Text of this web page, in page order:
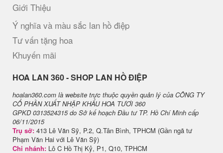
Giới Thiệu
Ý nghĩa và màu sắc lan hồ điệp
Tư vấn tặng hoa
Khuyến mãi
H​OA LAN 360 - SHOP LAN HỒ ĐIỆP
hoalan360.com là website trực thuộc quyền quản lý của CÔNG TY
CỔ PHẦN XUẤT NHẬP KHẨU HOA TƯƠI 360
GPKD 0313524315 do Sở kế hoạch Đầu tư TP. Hồ Chí Minh cấp
06/11/2015
Trụ sở: 413 Lê Văn Sỹ, P.2, Q.Tân Bình, TPHCM (Gần ngã tư
Phạm Văn Hai với Lê Văn Sỹ)
Chi nhánh: Lô C Hồ Thị Kỷ, P1, Q10, TPHCM